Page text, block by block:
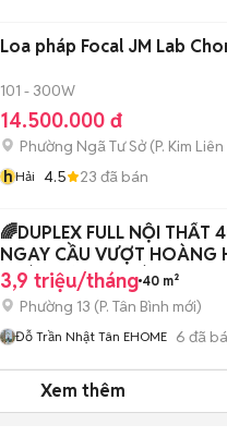
Loa pháp Focal JM Lab
101 - 300W
14.500.000 đ
Phường Ngã Tư Sở(P. Kim Liên
hHải 4.5 23 đã bán
🌈DUPLEX FULL NỘI THẤT
NGAY CẦU VƯỢT HOÀNG
THÁM CỘNG HOÀ
3,9 triệu/tháng 40 m²
Phường 13 (P. Tân Bình mới)
Đỗ Trần Nhật Tân EHOME 6 đã
Xem thêm